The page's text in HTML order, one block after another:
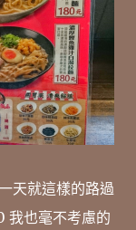
天就這樣的路過
我也毫不考慮的